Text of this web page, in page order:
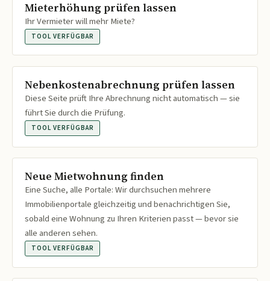
Mieterhöhung prüfen lassen
Ihr Vermieter will mehr Miete?
TOOL VERFÜGBAR
Nebenkostenabrechnung prüfen lassen
Diese Seite prüft Ihre Abrechnung nicht automatisch — sie
führt Sie durch die Prüfung.
TOOL VERFÜGBAR
Neue Mietwohnung finden
Eine Suche, alle Portale: Wir durchsuchen mehrere
Immobilienportale gleichzeitig und benachrichtigen Sie,
sobald eine Wohnung zu Ihren Kriterien passt — bevor sie
alle anderen sehen.
TOOL VERFÜGBAR